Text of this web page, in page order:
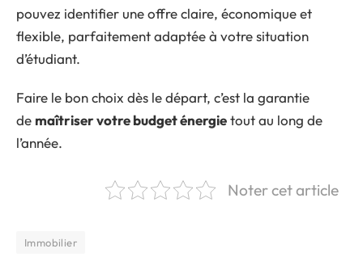
pouvez identifier une offre claire, économique et
flexible, parfaitement adaptée à votre situation
d’étudiant.
Faire le bon choix dès le départ, c’est la garantie
de maîtriser votre budget énergietout au long de
l’année.
Noter cet article
Immobilier